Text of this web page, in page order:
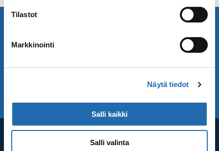
Tilastot
Markkinointi
Näytä tiedot
Salli kaikki
Salli valinta
Minne matkustat seuraavaksi? Löydä meiltä
Tilaa Saga Matkojen uutiskirje! Vastaanota